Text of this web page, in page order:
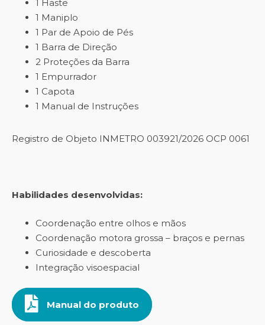
1 Haste
1 Maniplo
1 Par de Apoio de Pés
1 Barra de Direção
2 Proteções da Barra
1 Empurrador
1 Capota
1 Manual de Instruções
Registro de Objeto INMETRO 003921/2026 OCP 0061
Habilidades desenvolvidas:
Coordenação entre olhos e mãos
Coordenação motora grossa – braços e pernas
Curiosidade e descoberta
Integração visoespacial
Manual do produto